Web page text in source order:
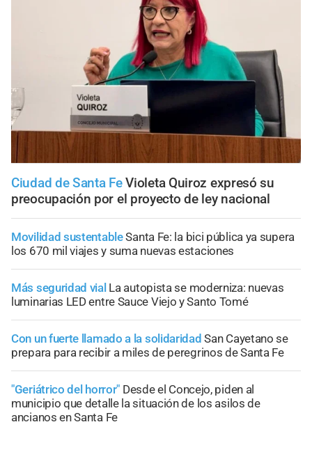
Ciudad de Santa Fe Violeta Quiroz expresó su
preocupación por el proyecto de ley nacional
Movilidad sustentableSanta Fe: la bici pública ya supera
los 670 mil viajes y suma nuevas estaciones
Más seguridad vial La autopista se moderniza: nuevas
luminarias LED entre Sauce Viejo y Santo Tomé
Con un fuerte llamado a la solidaridad San Cayetano se
prepara para recibir a miles de peregrinos de Santa Fe
"Geriátrico del horror" Desde el Concejo, piden al
municipio que detalle la situación de los asilos de
ancianos en Santa Fe